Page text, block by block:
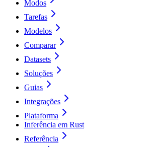
Modos
Tarefas
Modelos
Comparar
Datasets
Soluções
Guias
Integrações
Plataforma
Inferência em Rust
Referência